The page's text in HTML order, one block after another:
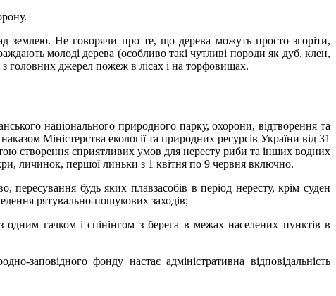
землею. Не говорячи про те, що дерева можуть просто згоріти,
молоді дерева (особливо такі чутливі породи як дуб, клен,
з головних джерел пожеж в лісах і на торфовищах.
національного природного парку, охорони, відтворення та
Міністерства екології та природних ресурсів України від 31
створення сприятливих умов для нересту риби та інших водних
личинок, першої линьки з 1 квітня по 9 червня включно.
пересування будь яких плавзасобів в період нересту, крім суден
рятувально-пошукових заходів;
гачком і спінінгом з берега в межах населених пунктів в
фонду настає адміністративна відповідальність